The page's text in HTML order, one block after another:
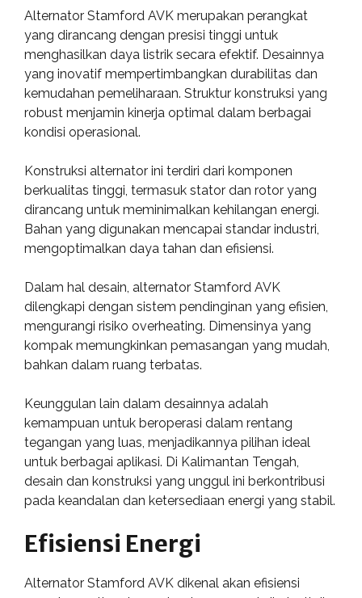
Alternator Stamford AVK merupakan perangkat
yang dirancang dengan presisi tinggi untuk
menghasilkan daya listrik secara efektif. Desainnya
yang inovatif mempertimbangkan durabilitas dan
kemudahan pemeliharaan. Struktur konstruksi yang
robust menjamin kinerja optimal dalam berbagai
kondisi operasional.
Konstruksi alternator ini terdiri dari komponen
berkualitas tinggi, termasuk stator dan rotor yang
dirancang untuk meminimalkan kehilangan energi.
Bahan yang digunakan mencapai standar industri,
mengoptimalkan daya tahan dan efisiensi.
Dalam hal desain, alternator Stamford AVK
dilengkapi dengan sistem pendinginan yang efisien,
mengurangi risiko overheating. Dimensinya yang
kompak memungkinkan pemasangan yang mudah,
bahkan dalam ruang terbatas.
Keunggulan lain dalam desainnya adalah
kemampuan untuk beroperasi dalam rentang
tegangan yang luas, menjadikannya pilihan ideal
untuk berbagai aplikasi. Di Kalimantan Tengah,
desain dan konstruksi yang unggul ini berkontribusi
pada keandalan dan ketersediaan energi yang stabil.
Efisiensi Energi
Alternator Stamford AVK dikenal akan efisiensi